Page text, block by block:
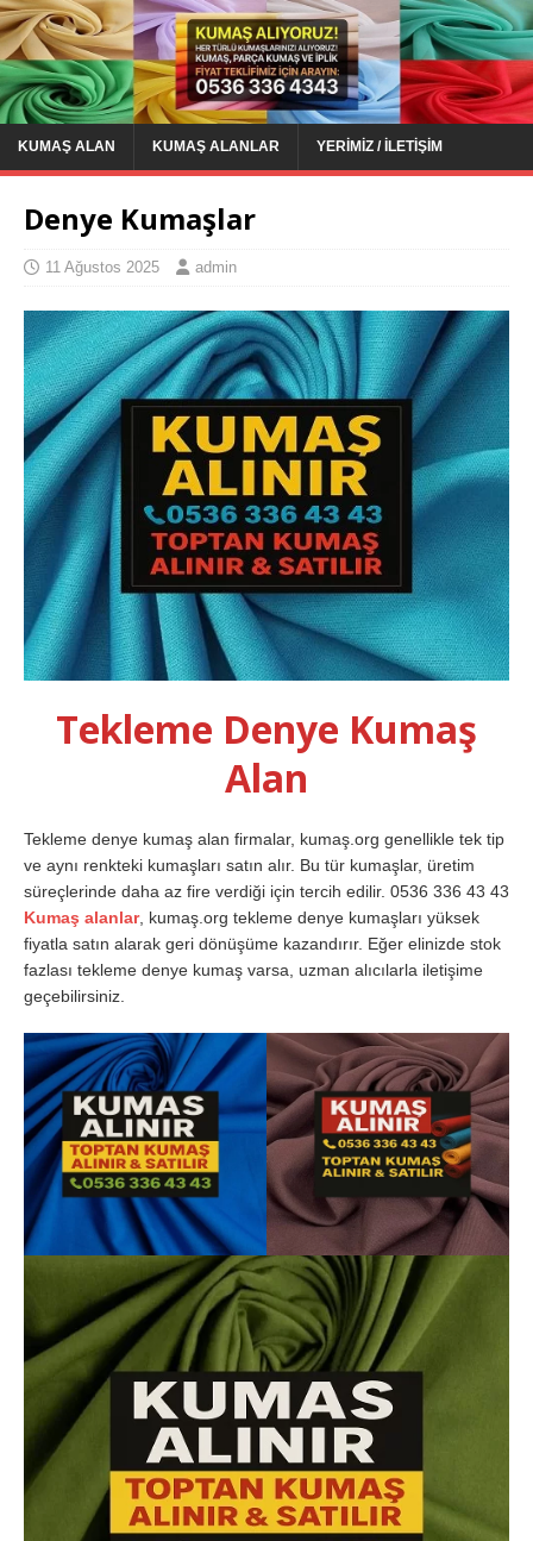
KUMAŞ ALAN KUMAŞ ALANLAR YERIMIZ / İLETIŞIM
Denye Kumaşlar
11 Ağustos 2025 admin
Tekleme Denye Kumaş
Alan
Tekleme denye kumaş alan firmalar, kumaş.org genellikle tek tip
ve aynı renkteki kumaşları satın alır. Bu tür kumaşlar, üretim
süreçlerinde daha az fire verdiği için tercih edilir. 0536 336 43 43
Kumaş alanlar, kumaş.org tekleme denye kumaşları yüksek
fiyatla satın alarak geri dönüşüme kazandırır. Eğer elinizde stok
fazlası tekleme denye kumaş varsa, uzman alıcılarla iletişime
geçebilirsiniz.